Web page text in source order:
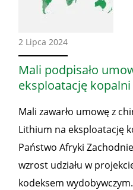
2 Lipca 2024Ze
świata
Mali podpisało
eksploatację
Mali zawarło umowę z
Lithium na eksploatację
Państwo Afryki
wzrost udziału w
kodeksem wydobywczym.